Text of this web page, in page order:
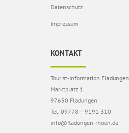
Datenschutz
Impressum
KONTAKT
Tourist-Information Fladungen
Marktplatz 1
97650 Fladungen
Tel. 09778 – 9191 310
info@fladungen-rhoen.de